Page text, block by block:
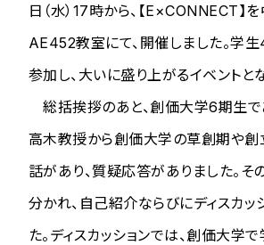
日（水）17時から、【E×CONNECT】
AE452教室にて、開催しました。学
参加し、大いに盛り上がるイベントと
総括挨拶のあと、創価大学6期生
高木教授から創価大学の草創期や創
話があり、質疑応答がありました。そ
分かれ、自己紹介ならびにディスカッ
た。ディスカッションでは、創価大学